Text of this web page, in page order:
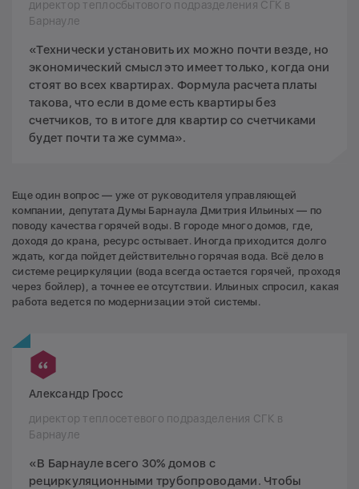
директор теплосбытового подразделения СГК в
Барнауле
«Технически установить их можно почти везде, но
экономический смысл это имеет только, когда они
стоят во всех квартирах. Формула расчета платы
такова, что если в доме есть квартиры без
счетчиков, то в итоге для квартир со счетчиками
будет почти та же сумма».
Еще один вопрос — уже от руководителя управляющей
компании, депутата Думы Барнаула Дмитрия Ильиных — по
поводу качества горячей воды. В городе много домов, где,
доходя до крана, ресурс остывает. Иногда приходится долго
ждать, когда пойдет действительно горячая вода. Всё дело в
системе рециркуляции (вода всегда остается горячей, проходя
через бойлер), а точнее ее отсутствии. Ильиных спросил, какая
работа ведется по модернизации этой системы.
Александр Гросс
директор теплосетевого подразделения СГК в
Барнауле
«В Барнауле всего 30% домов с
рециркуляционными трубопроводами. Чтобы